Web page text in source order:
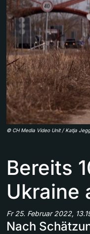
© CH Media Video Unit / Katja
Bereits
Ukraine
Fr 25. Februar 2022,
Nach